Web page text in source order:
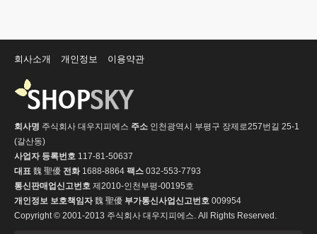
회사소개 개인정보 이용약관
회사명 주식회사 대우지피에스 주소 인천광역시 부평구 장제로257번길 25-1
(갈산동)
사업자 등록번호 117-81-50637
대표 魏 聖優 전화1688-8864 팩스 032-553-7793
통신판매업신고번호 제2010-인천부평-00195호
개인정보 보호책임자魏 聖優 부가통신사업신고번호 009954
Copyright © 2001-2013 주식회사 대우지피에스. All Rights Reserved.